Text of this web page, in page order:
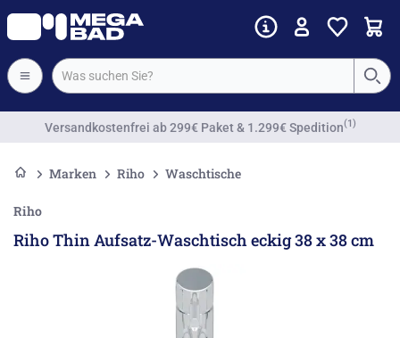
Vorkassenrabatt
Marken Riho Waschtische
Riho
Riho Thin Aufsatz-Waschtisch eckig 38 x 38 cm